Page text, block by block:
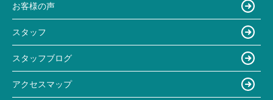
お客様の声
スタッフ
スタッフブログ
アクセスマップ